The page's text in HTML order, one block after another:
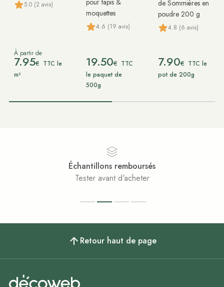
5.0 (2 avis)
À partir de
7.95€ TTC le
m²
pour tapis &
moquettes
4.6 (19 avis)
19.50€ TTC
le paquet de
500g
de Sommières en
poudre 200 g
4.8 (6 avis)
7.90€ TTC le
pot de 200g
Échantillons remboursés
Tester avant d'acheter
Retour haut de page